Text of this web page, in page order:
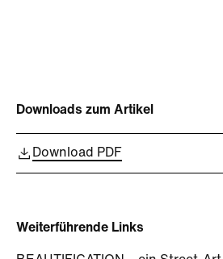
Downloads zum Artikel
Download PDF
Weiterführende Links